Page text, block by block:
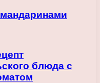
блюда с